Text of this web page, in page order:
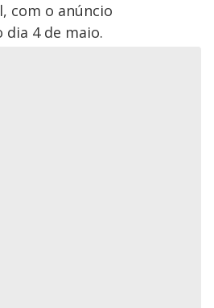
com o anúncio
4 de maio.